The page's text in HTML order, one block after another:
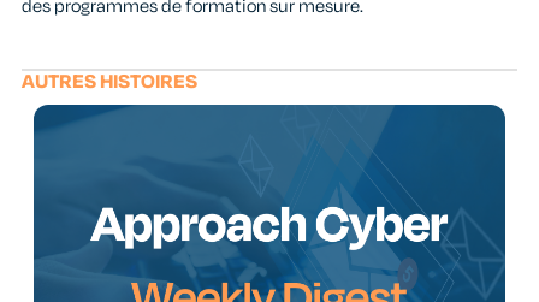
des programmes de formation sur mesure.
AUTRES HISTOIRES